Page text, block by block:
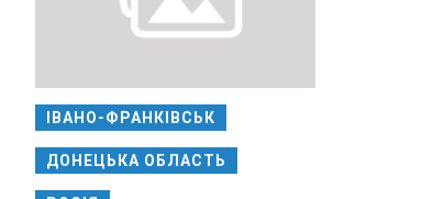
ІВАНО-ФРАНКІВСЬК
ДОНЕЦЬКА ОБЛАСТЬ